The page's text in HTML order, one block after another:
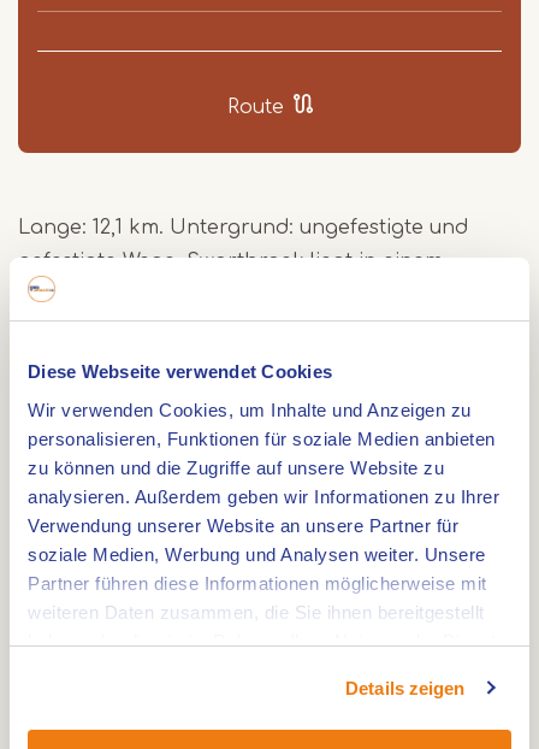
Diese Webseite verwendet Cookies
Wir verwenden Cookies, um Inhalte und Anzeigen zu
personalisieren, Funktionen für soziale Medien anbieten
zu können und die Zugriffe auf unsere Website zu
analysieren. Außerdem geben wir Informationen zu Ihrer
Verwendung unserer Website an unsere Partner für
soziale Medien, Werbung und Analysen weiter. Unsere
Partner führen diese Informationen möglicherweise mit
weiteren Daten zusammen, die Sie ihnen bereitgestellt
haben oder die sie im Rahmen Ihrer Nutzung der Dienste
Details zeigen
Route
Lange: 12,1 km. Untergrund: ungefestigte und
gefestigte Wege. Swartbroek liegt in einem
prachtvollen Gebiet mit dem Naturgebiet de
Früher war das Gebiet ein sumpfiges Gebiet.
Gebiets sind dort Sandkämme entstanden, worauf
unter Anderem Swartbroek gebaut ist. Das Gebiet
hat eine schöne Variation an Niedermooren und
trockenen Gebieten. An diversen Plätzen finden
Sie hölzerne Wanderwege durch das prachtvolle
schöner hölzerner Weg führt Sie zur Wand. Es
bietet Ihnen einen schönen Ausblick der